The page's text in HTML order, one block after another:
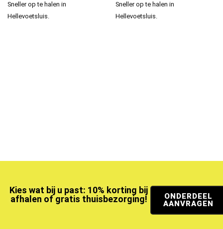
Sneller op te halen in
Hellevoetsluis.
Sneller op te halen in
Hellevoetsluis.
Kies wat bij u past: 10% korting bij
afhalen of gratis thuisbezorging!
ONDERDEEL
AANVRAGEN